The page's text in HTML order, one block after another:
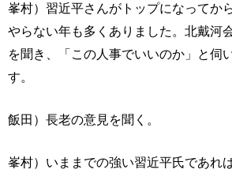
峯村）習近平さんがトップになってか
やらない年も多くありました。北戴河
を聞き、「この人事でいいのか」と伺
す。
飯田）長老の意見を聞く。
峯村）いままでの強い習近平氏であれ